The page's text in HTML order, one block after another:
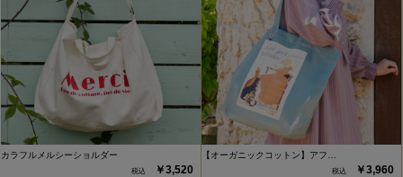
カラフルメルシーショルダー
￥3,520
【オーガニックコットン】アフ…
￥3,960